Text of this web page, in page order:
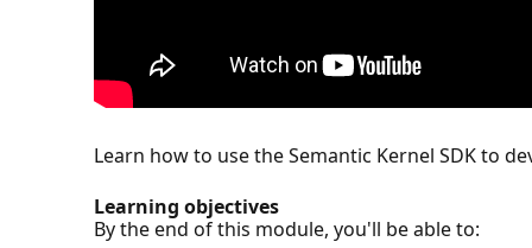
Learn how to use the Semantic Kernel SDK to
Learning objectives
By the end of this module, you'll be able to: